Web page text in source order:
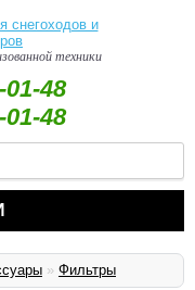
техники
01-48
01-48
» Фильтры